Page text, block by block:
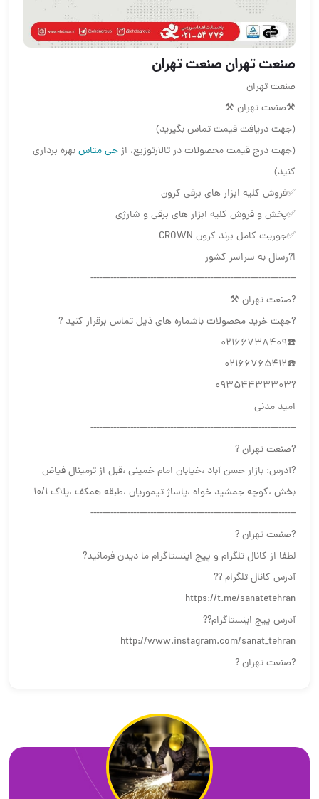
صنعت تهران صنعت تهران
صنعت تهران
⚒صنعت تهران ⚒
(جهت دریافت قیمت تماس بگیرید)
(جهت درج قیمت محصولات در تالارتوزیع، ازجی متاسبهره برداری
کنید)
✅فروش کلیه ابزار های برقی کرون
✅پخش و فروش کلیه ابزار های برقی و شارژی
✅جوریت کامل برند کرون CROWN
ا?رسال به سراسر کشور
------------------------------------------------------------------------
?صنعت تهران ⚒
?جهت خرید محصولات باشماره های ذیل تماس برقرار کنید ?
☎️02166738409
☎️02166765412
?09354433303
امید مدنی
------------------------------------------------------------------------
?صنعت تهران ?
?آدرس: بازار حسن آباد ،خیابان امام خمینی ،قبل از ترمینال فیاض
بخش ،کوچه جمشید خواه ،پاساژ تیموریان ،طبقه همکف ،پلاک ۱۰/۱
------------------------------------------------------------------------
?صنعت تهران ?
لطفا از کانال تلگرام و پیج اینستاگرام ما دیدن فرمائید?
آدرس کانال تلگرام ??
https://t.me/sanatetehran
آدرس پیج اینستاگرام??
http://www.instagram.com/sanat_tehran
?صنعت تهران ?